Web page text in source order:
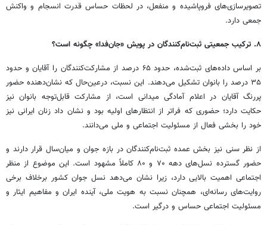
تصویرسازی‌های فروپاشیده و منفعل، در لحظات حساس قدرت انسجام و واکنش
جمعی دارد.
۸. ترکیب جمعیتی ثبت‌نام‌کنندگان در پویش «جان‌فدا» چگونه است؟
بر اساس داده‌های ثبت‌شده، حدود ۶۵ درصد از مشارکت‌کنندگان را آقایان و حدود
۳۵ درصد را بانوان تشکیل می‌دهند. این نسبت، درعین‌حال که نشان‌دهنده حضور
پررنگ آقایان در اعلام آمادگی میدانی است، از مشارکت قابل‌توجه بانوان نیز
حکایت دارد؛ حضوری که فراتر از انتظارهای اولیه بود و نشان داد زنان ایرانی نیز
خود را بخشی فعال از مسئولیت اجتماعی و ملی می‌دانند.
از نظر سنی نیز بخش عمده ثبت‌نام‌کنندگان در بازه جوان و میان‌سال قرار دارند و
حضور گسترده نسل‌های دهه ۷۰ و ۸۰ کاملاً مشهود است. این موضوع از منظر
اجتماعی اهمیت بالایی دارد، زیرا نشان می‌دهد نسل جوان کشور برخلاف برخی
روایت‌های رسانه‌ای، همچنان نسبت به هویت ملی، آینده ایران و مفاهیم ایثار و
مسئولیت اجتماعی حساس و درگیر است.